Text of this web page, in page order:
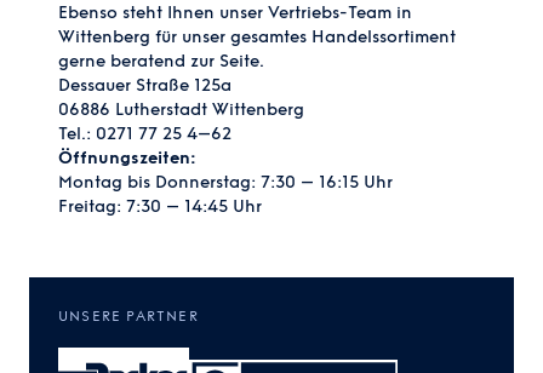
Ebenso steht Ihnen unser Vertriebs-Team in
Wittenberg für unser gesamtes Handelssortiment
gerne beratend zur Seite.
Dessauer Straße 125a
06886 Lutherstadt Wittenberg
Tel.: 0271 77 25 4–62
Öffnungszeiten:
Montag bis Donnerstag: 7:30 – 16:15 Uhr
Freitag: 7:30 – 14:45 Uhr
UNSERE PARTNER